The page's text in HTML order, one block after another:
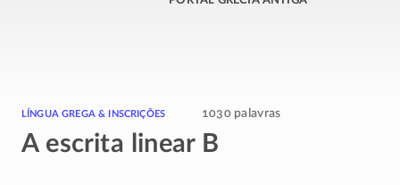
língua grega & inscrições 1030 palavras
A escrita linear B